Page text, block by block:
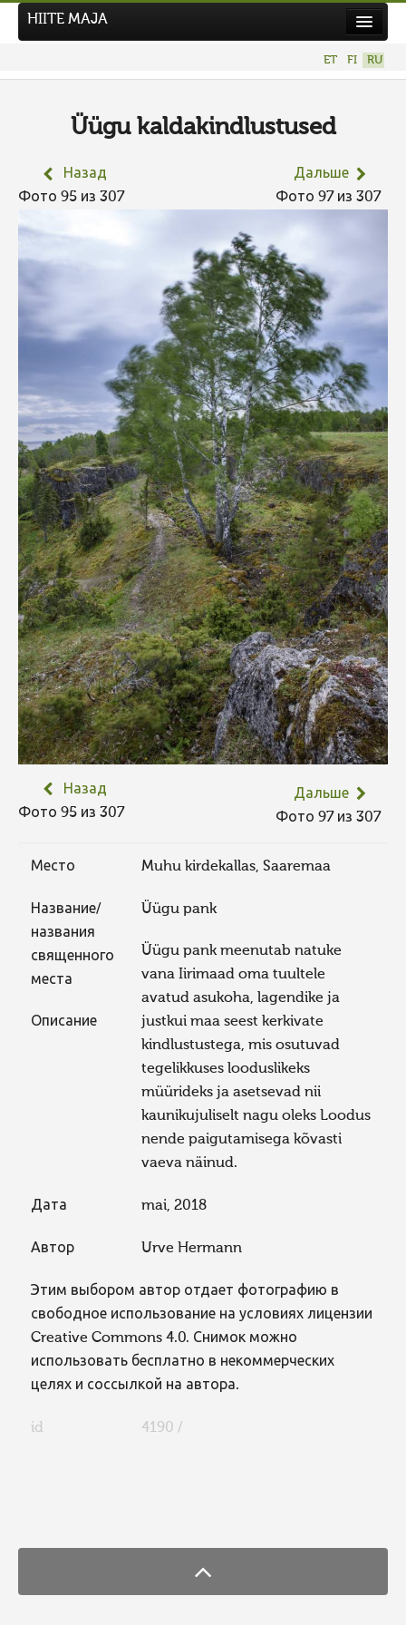
НОВЫЙ ФОТОКОНКУРС
ПРЕДЫДУЩИЕ КОНКУРСЫ
HIITE MAJA
ET FI RU
Üügu kaldakindlustused
Назад
Фото 95 из 307
Дальше
Фото 97 из 307
Назад
Фото 95 из 307
Дальше
Фото 97 из 307
Место Muhu kirdekallas, Saaremaa
Название/
названия
священного
места
Üügu pank
Описание
Üügu pank meenutab natuke
vana Iirimaad oma tuultele
avatud asukoha, lagendike ja
justkui maa seest kerkivate
kindlustustega, mis osutuvad
tegelikkuses looduslikeks
müürideks ja asetsevad nii
kaunikujuliselt nagu oleks Loodus
nende paigutamisega kõvasti
vaeva näinud.
Дата mai, 2018
Автор Urve Hermann
Этим выбором автор отдает фотографию в
свободное использование на условиях лицензии
Creative Commons 4.0. Снимок можно
использовать бесплатно в некоммерческих
целях и соссылкой на автора.
id 4190 /